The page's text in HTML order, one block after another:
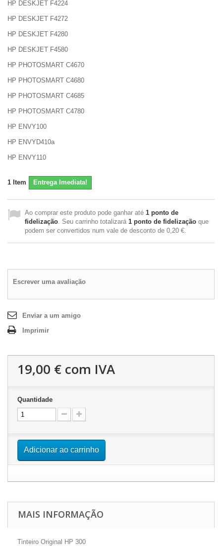
HP DESKJET F4224
HP DESKJET F4272
HP DESKJET F4280
HP DESKJET F4580
HP PHOTOSMART C4670
HP PHOTOSMART C4680
HP PHOTOSMART C4685
HP PHOTOSMART C4780
HP ENVY100
HP ENVYD410a
HP ENVY110
1 Item Entrega Imediata!
Ao comprar este produto pode ganhar até 1 ponto de
fidelização. Seu carrinho totalizará 1 ponto de fidelização que
podem ser convertidos num vale de desconto de 0,20 €.
Escrever uma avaliação
Enviar a um amigo
Imprimir
19,00 € com IVA
Quantidade
Adicionar ao carrinho
MAIS INFORMAÇÃO
Tinteiro Original HP 300